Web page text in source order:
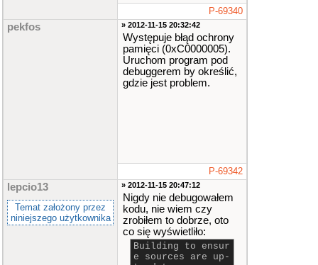
P-69340
pekfos » 2012-11-15 20:32:42
Występuje błąd ochrony
pamięci (0xC0000005).
Uruchom program pod
debuggerem by określić,
gdzie jest problem.
P-69342
lepcio13
Temat założony przez
niniejszego użytkownika
» 2012-11-15 20:47:12
Nigdy nie debugowałem
kodu, nie wiem czy
zrobiłem to dobrze, oto
co się wyświetliło:
Building to ensur
e sources are up-